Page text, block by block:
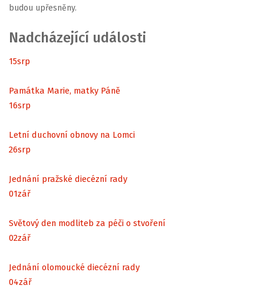
budou upřesněny.
Nadcházející události
15srp
Památka Marie, matky Páně
16srp
Letní duchovní obnovy na Lomci
26srp
Jednání pražské diecézní rady
01zář
Světový den modliteb za péči o stvoření
02zář
Jednání olomoucké diecézní rady
04zář